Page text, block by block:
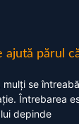
ajută părul
se
Întrebarea
depinde